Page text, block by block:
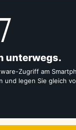
unterwegs.
Zugriff am
und legen Sie gleich